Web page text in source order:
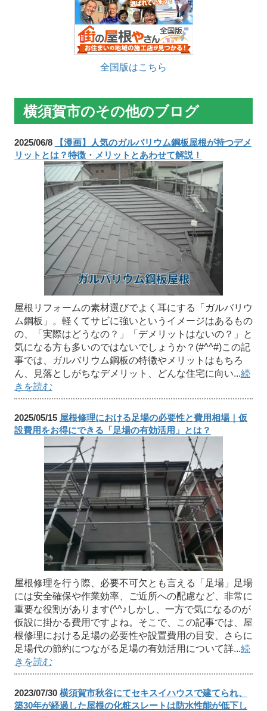
全国版はこちら
横須賀市のその他のブログ
2025/06/8
【漫画】人気のガルバリウム鋼板屋根が持つデメ
リットとは？特徴・メリットとあわせて解説！
屋根リフォームの素材選びでよく耳にする「ガルバリウ
ム鋼板」。軽くてサビに強いというイメージはあるもの
の、「実際はどうなの？」「デメリットはないの？」と
気になる方も多いのではないでしょうか？(#^^#)この記
事では、ガルバリウム鋼板の特徴やメリットはもちろ
ん、見落としがちなデメリット、どんな住宅に向い...続
きを読む
2025/05/15 屋根修理における足場の必要性と費用相場｜仮
設費用をお得にできる「足場の有効活用」とは？
屋根修理を行う際、必要不可欠とも言える「足場」足場
には安全確保や作業効率、ご近所への配慮など、非常に
重要な役割があります(^^♪しかし、一方で気になるのが
仮設に掛かる費用ですよね。そこで、この記事では、屋
根修理における足場の必要性や設置費用の目安、さらに
足場代の節約につながる足場の有効活用について詳...続
きを読む
2023/07/30 横須賀市秋谷にてセキスイハウスで建てられ、
築30年が経過した屋根の化粧スレートは防水性能が低下し